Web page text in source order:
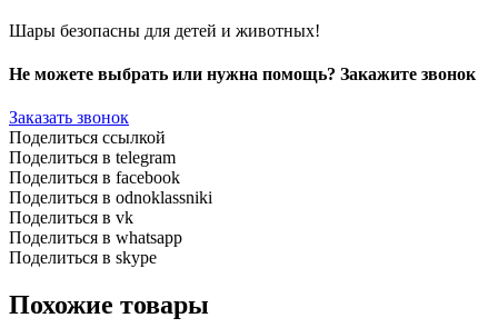
Шары безопасны для детей и животных!
Не можете выбрать или нужна помощь? Закажите звонок
Заказать звонок
Поделиться ссылкой
Поделиться в telegram
Поделиться в facebook
Поделиться в odnoklassniki
Поделиться в vk
Поделиться в whatsapp
Поделиться в skype
Похожие товары